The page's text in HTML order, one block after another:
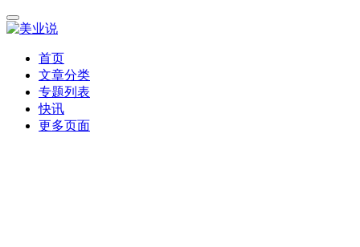
首页
文章分类
专题列表
快讯
更多页面